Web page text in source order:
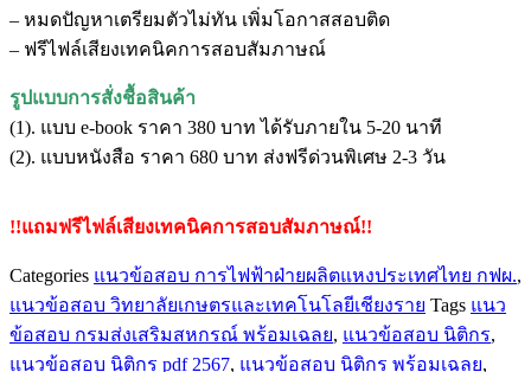
ระยอง
ชิ้น
– หมดปัญหาเตรียมตัวไม่ทัน เพิ่มโอกาสสอบติด
– ฟรีไฟล์เสียงเทคนิคการสอบสัมภาษณ์
รูปแบบการสั่งชื้อสินค้า
(1). แบบ e-book ราคา 380 บาท ได้รับภายใน 5-20 นาที
(2). แบบหนังสือ ราคา 680 บาท ส่งฟรีด่วนพิเศษ 2-3 วัน
!!แถมฟรีไฟล์เสียงเทคนิคการสอบสัมภาษณ์!!
Categories แนวข้อสอบ การไฟฟ้าฝ่ายผลิตแหงประเทศไทย กฟผ.,
แนวข้อสอบ วิทยาลัยเกษตรและเทคโนโลยีเชียงราย Tags แนว
ข้อสอบ กรมส่งเสริมสหกรณ์ พร้อมเฉลย, แนวข้อสอบ นิติกร,
แนวข้อสอบ นิติกร pdf 2567, แนวข้อสอบ นิติกร พร้อมเฉลย,